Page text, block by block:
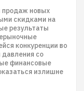
продаж новых
скидками на
результаты
конкуренции во
давления со
финансовые
излишне